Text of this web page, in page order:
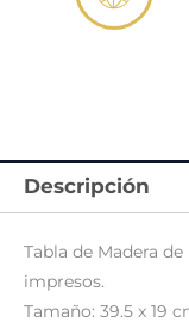
Descripción
Tabla de Madera
impresos.
Tamaño: 39.5 x 19